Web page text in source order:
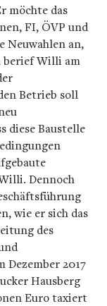
möchte das
FI, ÖVP und
Neuwahlen an,
berief Willi am
Betrieb soll
diese Baustelle
Dennoch
wie er sich das
des
2017
Hausberg
Euro taxiert